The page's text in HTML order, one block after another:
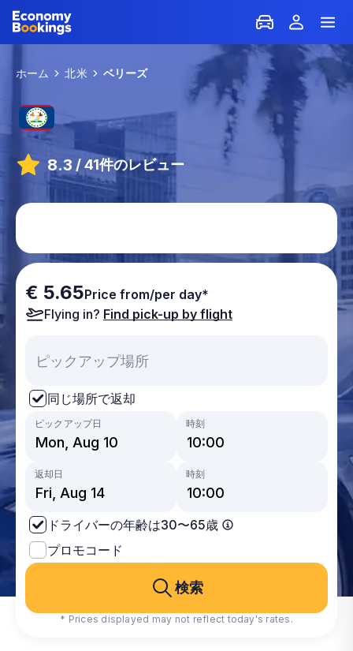
ホーム 北米 ベリーズ
8.3 /41件のレビュー
€ 5.65Price from/per day*
Flying in? Find pick-up by flight
同じ場所で返却
ピックアップ日 時刻
返却日 時刻
ドライバーの年齢は30〜65歳
プロモコード
検索
* Prices displayed may not reflect today's rates.